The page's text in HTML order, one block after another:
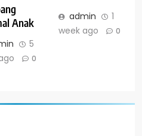
Anak
5
0
admin
1
week ago
0